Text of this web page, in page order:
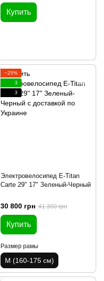
Купить
−25%
3
3
Электровелосипед E-Titan
Carte 29" 17" Зеленый-Черный
30 800 грн 41 300 грн
Купить
Размер рамы
M (160-175 см)